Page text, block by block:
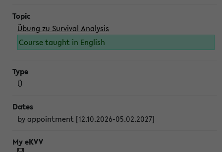
Übung zu Survival Analysis
Course taught in English
Ü
by appointment [12.10.2026-05.02.2027]